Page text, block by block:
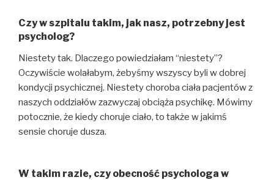
Czy w szpitalu takim, jak nasz, potrzebny jest
psycholog?
Niestety tak. Dlaczego powiedziałam “niestety”?
Oczywiście wolałabym, żebyśmy wszyscy byli w dobrej
kondycji psychicznej. Niestety choroba ciała pacjentów z
naszych oddziałów zazwyczaj obciąża psychikę. Mówimy
potocznie, że kiedy choruje ciało, to także w jakimś
sensie choruje dusza.
W takim razie, czy obecność psychologa w